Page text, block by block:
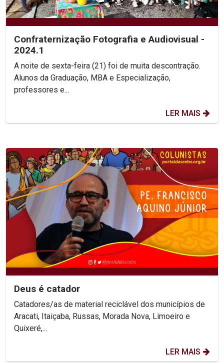
Confraternização Fotografia e Audiovisual -
2024.1
A noite de sexta-feira (21) foi de muita descontração.
Alunos da Graduação, MBA e Especialização,
professores e...
LER MAIS
Deus é catador
Catadores/as de material reciclável dos municípios de
Aracati, Itaiçaba, Russas, Morada Nova, Limoeiro e
Quixeré,...
LER MAIS